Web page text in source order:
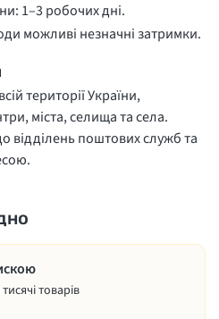
1–3 робочих дні.
можливі незначні затримки.
території України,
міста, селища та села.
відділень поштових служб та
товарів